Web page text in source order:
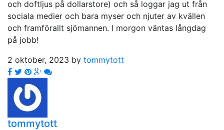
och doftljus på dollarstore) och så loggar jag ut från
sociala medier och bara myser och njuter av kvällen
och framförallt sjömannen. I morgon väntas långdag
på jobb!
2 oktober, 2023 by tommytott
tommytott